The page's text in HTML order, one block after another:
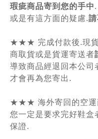
瑕疵商品寄到您的手中
或是有這方面的疑慮.
★★★ 完成付款後.現貨
商取貨或是貨運寄送者
導致商品經退回本公司
才會再為您寄出.
★★★ 海外寄回的空運
您一定是要求完好鞋
保證.